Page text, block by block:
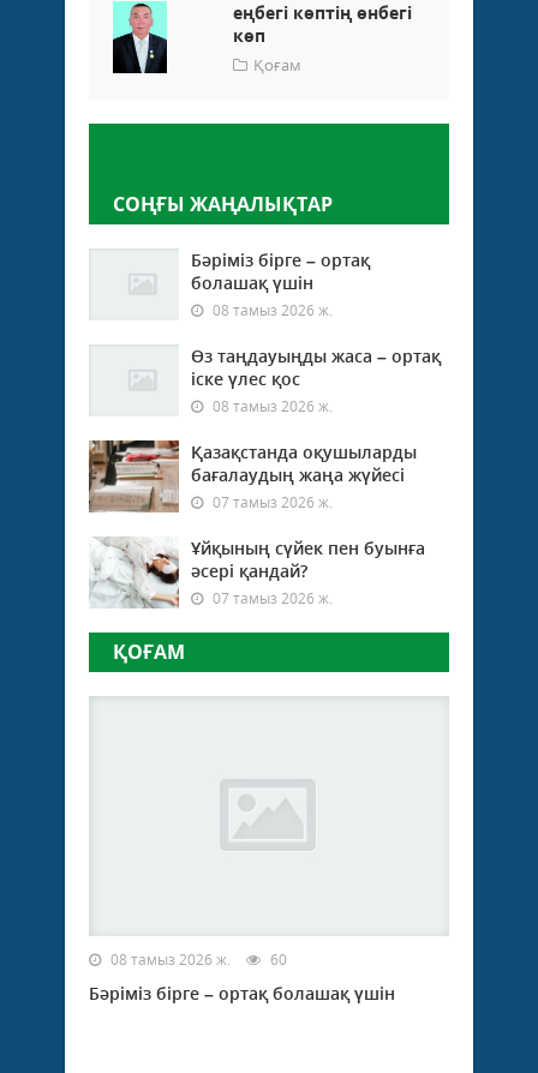
еңбегі көптің өнбегі
көп
Қоғам
СОҢҒЫ ЖАҢАЛЫҚТАР
Бәріміз бірге – ортақ
болашақ үшін
08 тамыз 2026 ж.
Өз таңдауыңды жаса – ортақ
іске үлес қос
08 тамыз 2026 ж.
Қазақстанда оқушыларды
бағалаудың жаңа жүйесі
07 тамыз 2026 ж.
Ұйқының сүйек пен буынға
әсері қандай?
07 тамыз 2026 ж.
ҚОҒАМ
08 тамыз 2026 ж. 60
Бәріміз бірге – ортақ болашақ үшін